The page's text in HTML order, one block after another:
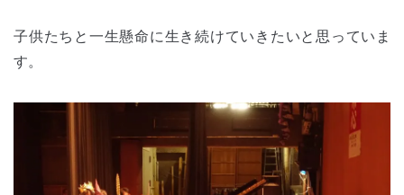
子供たちと一生懸命に生き続けていきたいと思っていま
す。